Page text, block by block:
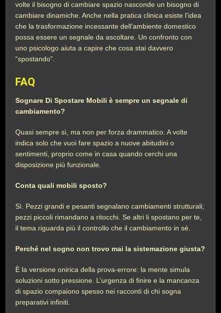
volte il bisogno di cambiare spazio nasconde un bisogno di
cambiare dinamiche. Anche nella pratica clinica esiste l’idea
che la trasformazione incessante dell’ambiente domestico
possa essere un segnale da ascoltare. Un confronto con
uno psicologo aiuta a capire che cosa stai davvero
“spostando”.
FAQ
Sognare Di Spostare Mobili è sempre un segnale di
cambiamento?
Quasi sempre sì, ma non per forza drammatico. A volte
indica solo che vuoi fare spazio a nuove abitudini o
sentimenti, proprio come in casa quando cerchi una
disposizione più funzionale.
Conta quali mobili sposto?
Sì. Pezzi grandi e pesanti segnalano cambiamenti strutturali;
pezzi piccoli rimandano a ritocchi. Se altri li spostano per te,
il tema riguarda più il controllo che il cambiamento in sé.
Perché nel sogno non trovo mai la sistemazione giusta?
È la versione onirica della prova-errore: la mente simula
soluzioni sotto pressione. L’urgenza di finire e la mancanza
di spazio compaiono spesso nei racconti di chi sogna
preparativi infiniti.